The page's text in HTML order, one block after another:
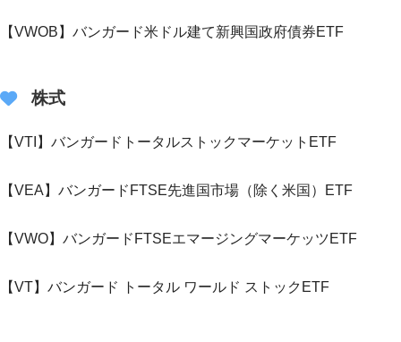
【VWOB】バンガード米ドル建て新興国政府債券ETF
株式
【VTI】バンガードトータルストックマーケットETF
【VEA】バンガードFTSE先進国市場（除く米国）ETF
【VWO】バンガードFTSEエマージングマーケッツETF
【VT】バンガード トータル ワールド ストックETF